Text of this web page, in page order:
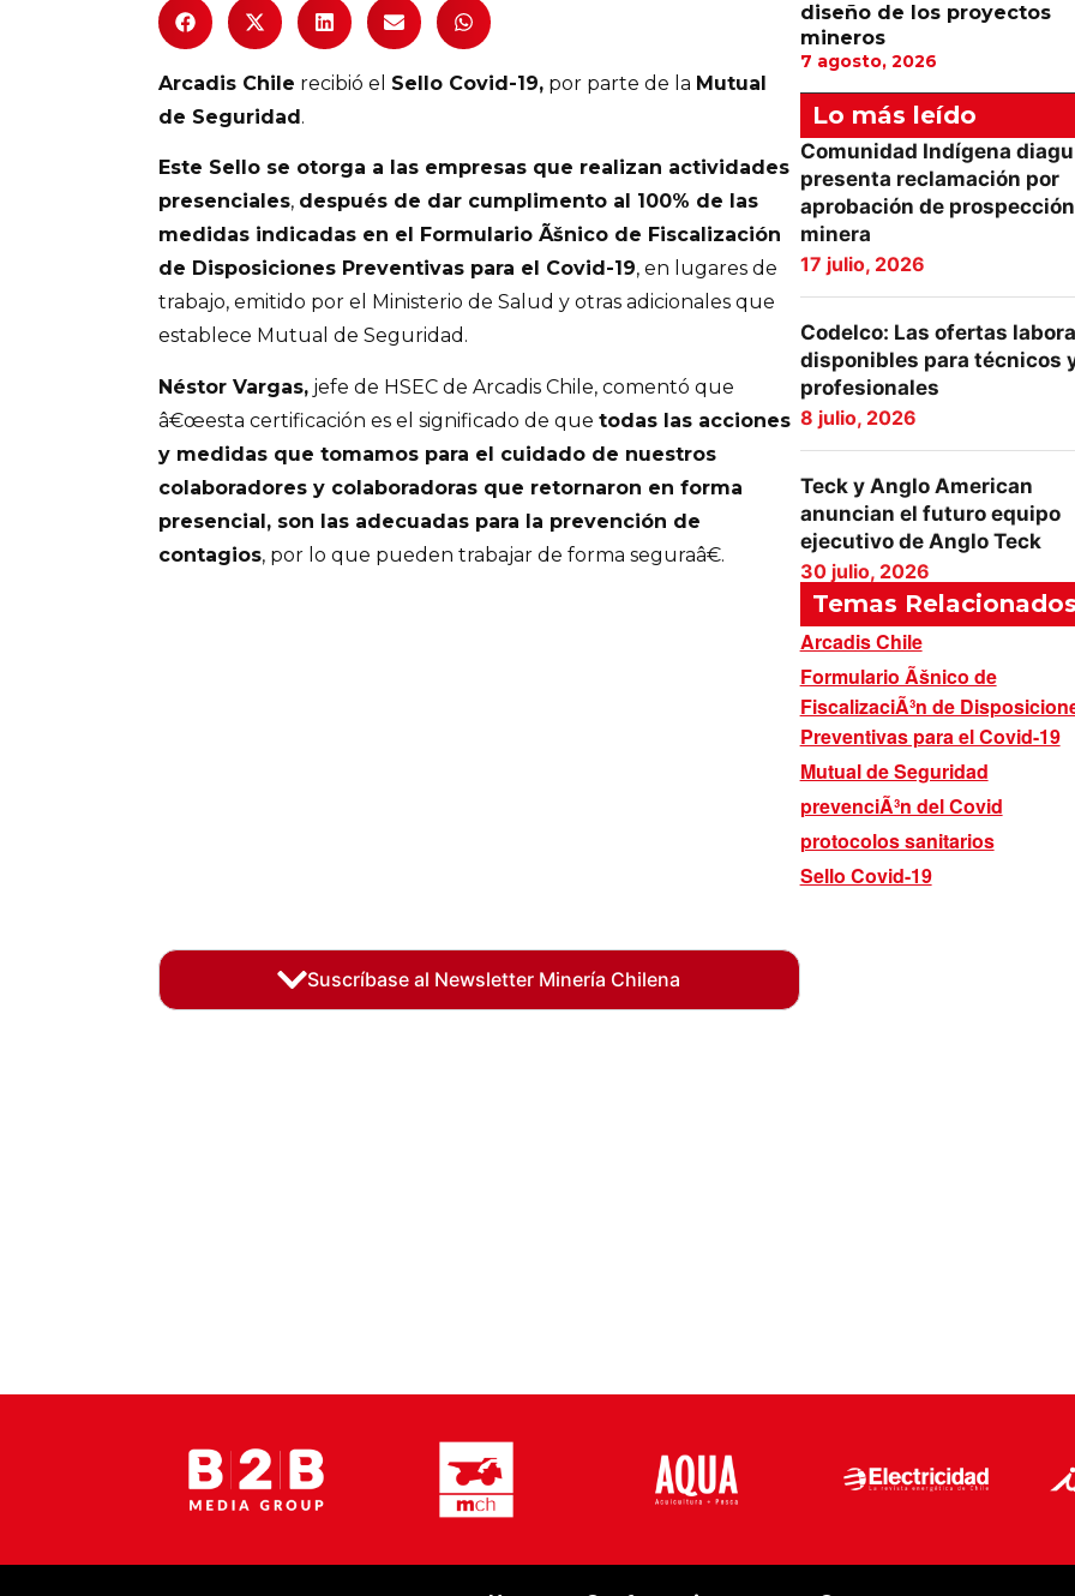
Arcadis Chile recibió el Sello Covid-19, por parte de la Mutual
de Seguridad.
Este Sello se otorga a las empresas que realizan actividades
presenciales, después de dar cumplimento al 100% de las
medidas indicadas en el Formulario Ãšnico de Fiscalización
de Disposiciones Preventivas para el Covid-19, en lugares de
trabajo, emitido por el Ministerio de Salud y otras adicionales que
establece Mutual de Seguridad.
Néstor Vargas, jefe de HSEC de Arcadis Chile, comentó que
â€œesta certificación es el significado de que todas las acciones
y medidas que tomamos para el cuidado de nuestros
colaboradores y colaboradoras que retornaron en forma
presencial, son las adecuadas para la prevención de
contagios, por lo que pueden trabajar de forma seguraâ€.
Suscríbase al Newsletter Minería Chilena
diseño de los proyectos
mineros
7 agosto, 2026
Lo más leído
Comunidad Indígena
presenta reclamación por
aprobación de prospección
minera
17 julio, 2026
Codelco: Las ofertas
disponibles para técnicos
profesionales
8 julio, 2026
Teck y Anglo American
anuncian el futuro equipo
ejecutivo de Anglo Teck
30 julio, 2026
Temas
Arcadis Chile
Formulario Ãšnico de
FiscalizaciÃ³n de
Preventivas para el Covid-19
Mutual de Seguridad
prevenciÃ³n del Covid
protocolos sanitarios
Sello Covid-19